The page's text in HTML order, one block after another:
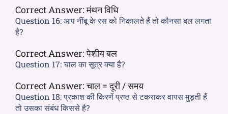
Correct Answer: मंथन विधि
Question 16:आप नींबू के रस को निकालते हैं तो कौनसा बल लगता
है?
Correct Answer: पेशीय बल
Question 17:चाल का सूत्र क्या है?
Correct Answer: चाल = दूरी / समय
Question 18:प्रकाश की किरणें प्रष्ठ से टकराकर वापस मुड़ती हैं
तो उसका संबंध किससे है?